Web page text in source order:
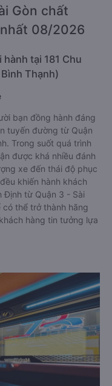
Gòn chất
08/2026
tại 181 Chu
Thạnh)
bạn đồng hành đáng
tuyến đường từ Quận
Trong suốt quá trình
được khá nhiều đánh
xe đến thái độ phục
khiến hành khách
Định từ Quận 3 - Sài
có thể trở thành hãng
hàng tin tưởng lựa